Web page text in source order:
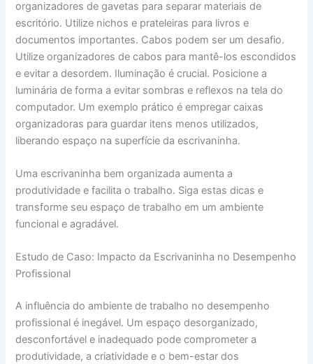
organizadores de gavetas para separar materiais de
escritório. Utilize nichos e prateleiras para livros e
documentos importantes. Cabos podem ser um desafio.
Utilize organizadores de cabos para mantê-los escondidos
e evitar a desordem. Iluminação é crucial. Posicione a
luminária de forma a evitar sombras e reflexos na tela do
computador. Um exemplo prático é empregar caixas
organizadoras para guardar itens menos utilizados,
liberando espaço na superfície da escrivaninha.
Uma escrivaninha bem organizada aumenta a
produtividade e facilita o trabalho. Siga estas dicas e
transforme seu espaço de trabalho em um ambiente
funcional e agradável.
Estudo de Caso: Impacto da Escrivaninha no Desempenho
Profissional
A influência do ambiente de trabalho no desempenho
profissional é inegável. Um espaço desorganizado,
desconfortável e inadequado pode comprometer a
produtividade, a criatividade e o bem-estar dos